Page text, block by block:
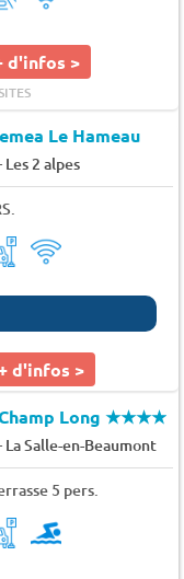
d'infos >
Le Hameau
Les 2 alpes
d'infos >
Long★★★★
La Salle-en-Beaumont
5 pers.